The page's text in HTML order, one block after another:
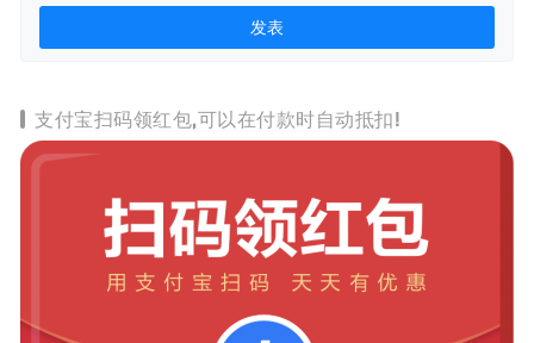
支付宝扫码领红包,可以在付款时自动抵扣!